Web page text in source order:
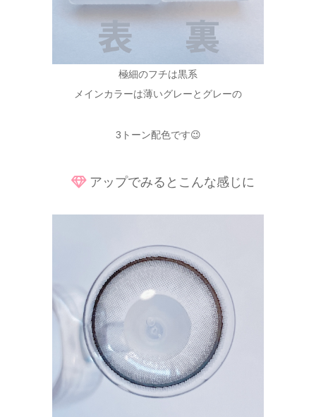
極細のフチは黒系
メインカラーは薄いグレーとグレーの
3トーン配色です😉
アップでみるとこんな感じに